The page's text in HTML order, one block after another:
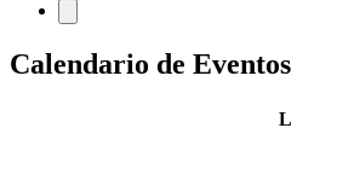
Calendario de Eventos
Llunes